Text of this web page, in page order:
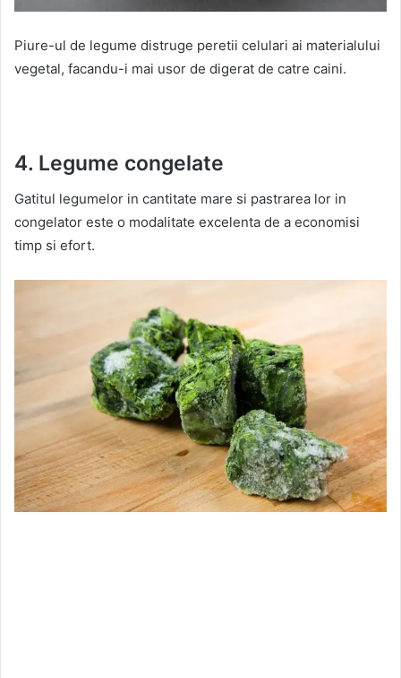
Piure-ul de legume distruge peretii celulari ai materialului
vegetal, facandu-i mai usor de digerat de catre caini.
4. Legume congelate
Gatitul legumelor in cantitate mare si pastrarea lor in
congelator este o modalitate excelenta de a economisi
timp si efort.